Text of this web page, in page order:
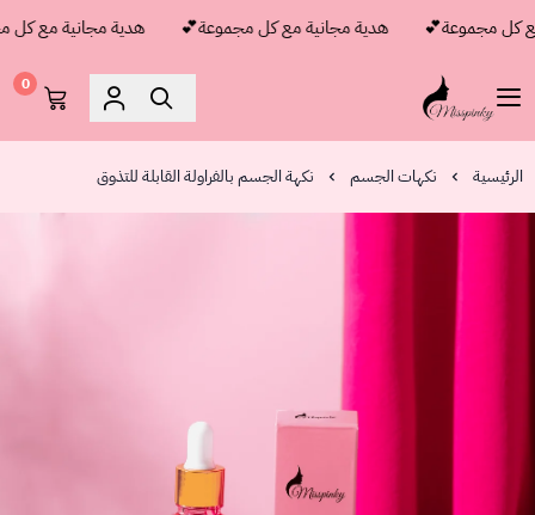
كل مجموعة💕 هدية مجانية مع كل مجموعة💕 هدية مجانية مع كل
مس بنكي
0
الرئيسية نكهات الجسم نكهة الجسم بالفراولة القابلة للتذوق